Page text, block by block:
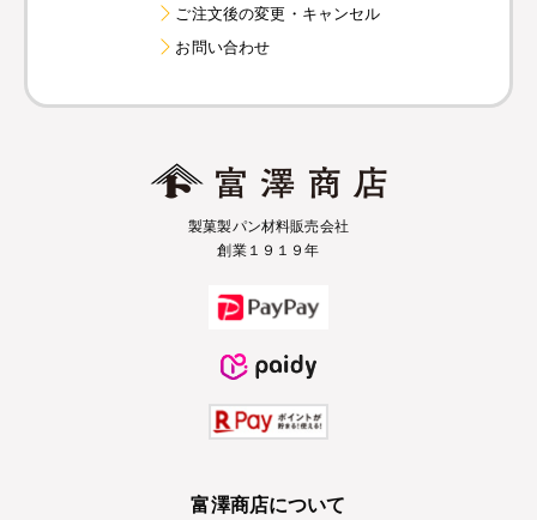
ご注文後の変更・キャンセル
お問い合わせ
製菓製パン材料販売会社
創業１９１９年
富澤商店について